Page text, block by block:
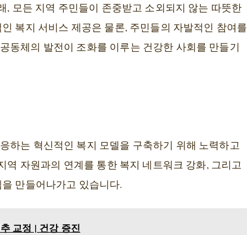
, 모든 지역 주민들이 존중받고 소외되지 않는 따뜻한
복지 서비스 제공은 물론, 주민들의 자발적인 참여를
동체의 발전이 조화를 이루는 건강한 사회를 만들기
하는 혁신적인 복지 모델을 구축하기 위해 노력하고
자원과의 연계를 통한 복지 네트워크 강화, 그리고
만들어나가고 있습니다.
교정 | 건강 증진